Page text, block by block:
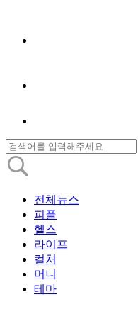
전체뉴스
피플
헬스
라이프
컬처
머니
테마